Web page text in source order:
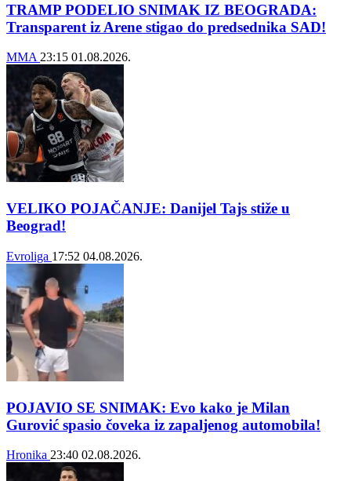
TRAMP PODELIO SNIMAK IZ BEOGRADA:
Transparent iz Arene stigao do predsednika SAD!
MMA23:15 01.08.2026.
VELIKO POJAČANJE: Danijel Tajs stiže u
Beograd!
Evroliga 17:52 04.08.2026.
POJAVIO SE SNIMAK: Evo kako je Milan
Gurović spasio čoveka iz zapaljenog automobila!
Hronika 23:40 02.08.2026.